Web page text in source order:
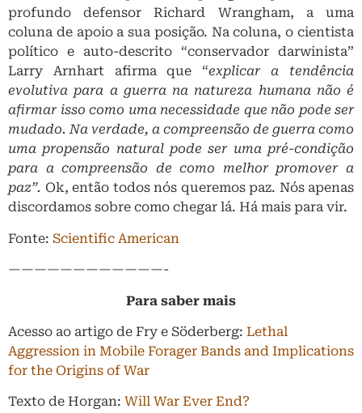
profundo defensor Richard Wrangham, a uma
coluna de apoio a sua posição. Na coluna, o cientista
político e auto-descrito “conservador darwinista”
Larry Arnhart afirma que “explicar a tendência
evolutiva para a guerra na natureza humana não é
afirmar isso como uma necessidade que não pode ser
mudado. Na verdade, a compreensão de guerra como
uma propensão natural pode ser uma pré-condição
para a compreensão de como melhor promover a
paz”. Ok, então todos nós queremos paz. Nós apenas
discordamos sobre como chegar lá. Há mais para vir.
Fonte: Scientific American
————————————-
Para saber mais
Acesso ao artigo de Fry e Söderberg: Lethal
Aggression in Mobile Forager Bands and Implications
for the Origins of War
Texto de Horgan: Will War Ever End?